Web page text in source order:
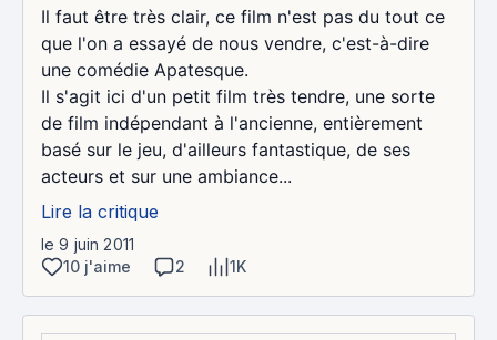
Il faut être très clair, ce film n'est pas du tout ce
que l'on a essayé de nous vendre, c'est-à-dire
une comédie Apatesque.
Il s'agit ici d'un petit film très tendre, une sorte
de film indépendant à l'ancienne, entièrement
basé sur le jeu, d'ailleurs fantastique, de ses
acteurs et sur une ambiance...
Lire la critique
le 9 juin 2011
10 j'aime
2 1K